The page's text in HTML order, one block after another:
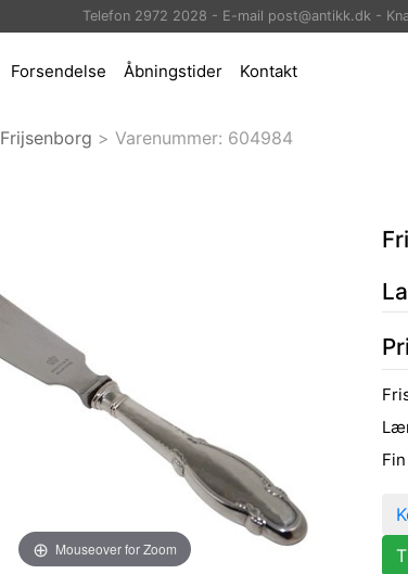
Telefon 2972 2028 - E-mail post@antikk.dk -
Forsendelse Åbningstider Kontakt
Frijsenborg > Varenummer: 604984
Mouseover for Zoom